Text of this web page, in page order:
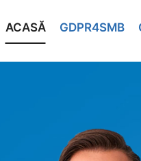
ACASĂ GDPR4SMB